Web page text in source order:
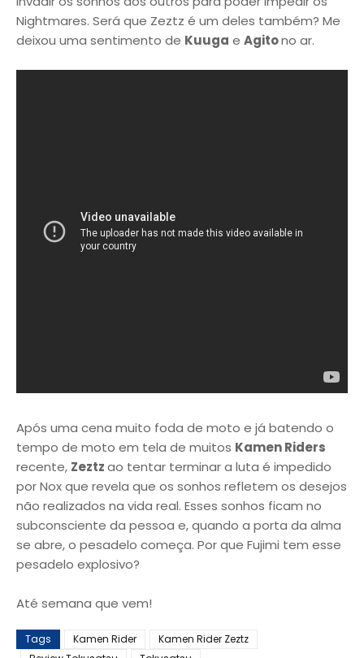
Nightmares. Será que Zeztz é um deles também? Me
deixou uma sentimento de Kuuga e Agitono ar.
Após uma cena muito foda de moto e já batendo o
tempo de moto em tela de muitos Kamen Riders
recente, Zeztzao tentar terminar a luta é impedido
por Nox que revela que os sonhos refletem os desejos
não realizados na vida real. Esses sonhos ficam no
subconsciente da pessoa e, quando a porta da alma
se abre, o pesadelo começa. Por que Fujimi tem esse
pesadelo explosivo?
Até semana que vem!
Tags Kamen Rider
Kamen Rider Zeztz